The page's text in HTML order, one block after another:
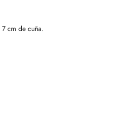
cm de cuña.